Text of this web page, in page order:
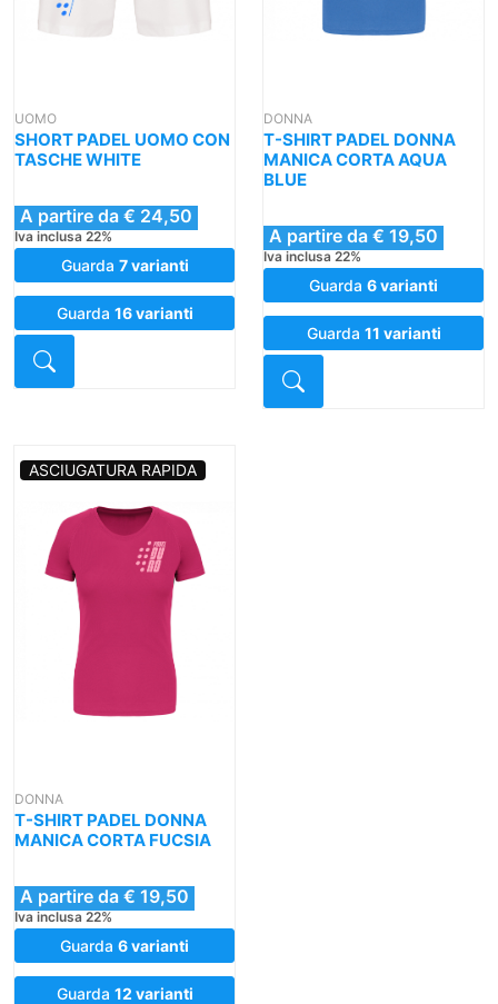
UOMO
SHORT PADEL UOMO CON
TASCHE WHITE
A partire da € 24,50
Iva inclusa 22%
Guarda 7 varianti
Guarda 16 varianti
DONNA
T-SHIRT PADEL DONNA
MANICA CORTA AQUA
BLUE
A partire da € 19,50
Iva inclusa 22%
Guarda 6 varianti
Guarda 11 varianti
ASCIUGATURA RAPIDA
DONNA
T-SHIRT PADEL DONNA
MANICA CORTA FUCSIA
A partire da € 19,50
Iva inclusa 22%
Guarda 6 varianti
Guarda 12 varianti